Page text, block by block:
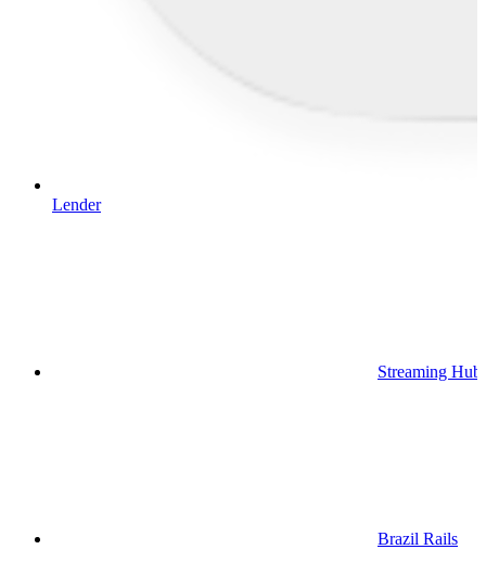
Lender
Streaming Hub
Brazil Rails